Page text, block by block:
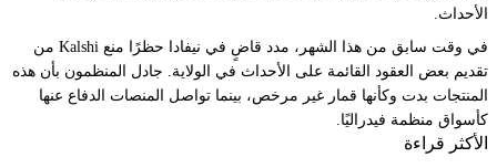
الأحداث.
في وقت سابق من هذا الشهر، مدد قاضٍ في نيفادا حظرًا منع Kalshi من
تقديم بعض العقود القائمة على الأحداث في الولاية. جادل المنظمون بأن هذه
المنتجات بدت وكأنها قمار غير مرخص، بينما تواصل المنصات الدفاع عنها
كأسواق منظمة فيدراليًا.
الأكثر قراءة